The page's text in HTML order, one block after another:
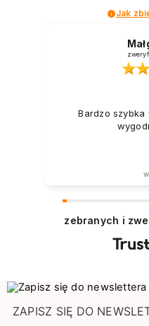
Jak
Bardzo szybka
zebranych i
ZAPISZ SIĘ DO